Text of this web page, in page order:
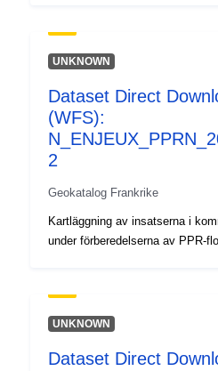
UNKNOWN
Dataset Direct
(WFS):
2
Geokatalog Frankrike
Kartläggning av insatserna i
under förberedelserna av PPR-
UNKNOWN
Dataset Direct